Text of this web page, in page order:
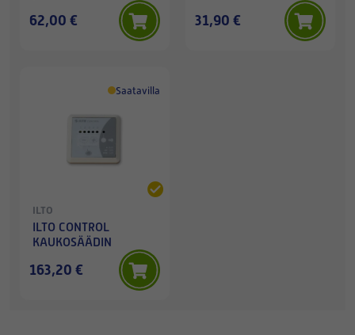
62,00 € 31,90 €
Saatavilla
ILTO
ILTO CONTROL
KAUKOSÄÄDIN
163,20 €